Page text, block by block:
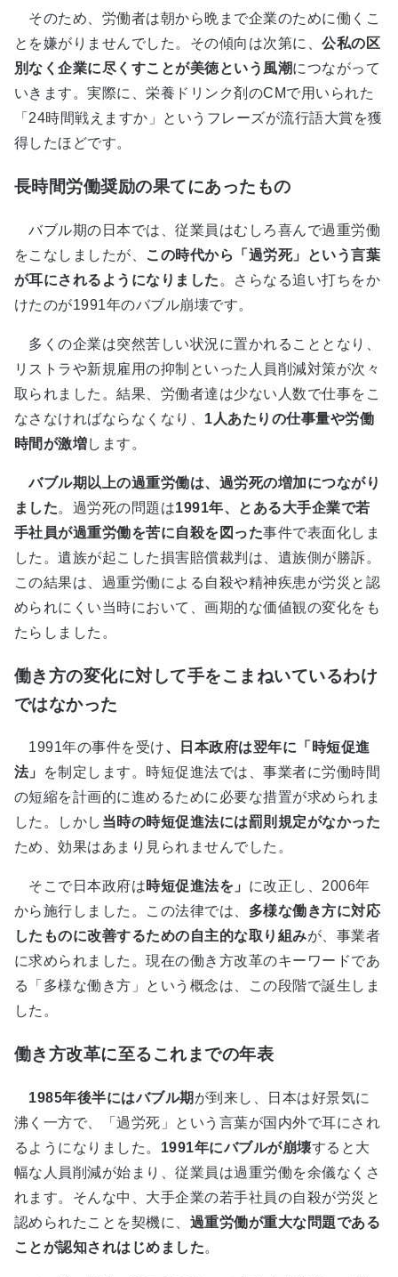
そのため、労働者は朝から晩まで企業のために働くこ
とを嫌がりませんでした。その傾向は次第に、公私の区
別なく企業に尽くすことが美徳という風潮につながって
いきます。実際に、栄養ドリンク剤のCMで用いられた
「24時間戦えますか」というフレーズが流行語大賞を獲
得したほどです。
長時間労働奨励の果てにあったもの
バブル期の日本では、従業員はむしろ喜んで過重労働
をこなしましたが、 この時代から「過労死」という言葉
が耳にされるようになりました 。さらなる追い打ちをか
けたのが1991年のバブル崩壊です。
多くの企業は突然苦しい状況に置かれることとなり、
リストラや新規雇用の抑制といった人員削減対策が次々
取られました。結果、労働者達は少ない人数で仕事をこ
なさなければならなくなり、 1人あたりの仕事量や労働
時間が激増します。
バブル期以上の過重労働は、過労死の増加につながり
ました。過労死の問題は1991年、とある大手企業で若
手社員が過重労働を苦に自殺を図った事件で表面化しま
した。遺族が起こした損害賠償裁判は、遺族側が勝訴。
この結果は、過重労働による自殺や精神疾患が労災と認
められにくい当時において、画期的な価値観の変化をも
たらしました。
働き方の変化に対して手をこまねいているわけ
ではなかった
1991年の事件を受け、日本政府は翌年に「時短促進
法」
を制定します。時短促進法では、事業者に労働時間
の短縮を計画的に進めるために必要な措置が求められま
した。しかし 当時の時短促進法には罰則規定がなかった
ため、効果はあまり見られませんでした。
そこで日本政府は時短促進法を 」 に改正し、2006年
から施行しました。この法律では、 多様な働き方に対応
したものに改善するための自主的な取り組みが、事業者
に求められました。現在の働き方改革のキーワードであ
る「多様な働き方」という概念は、この段階で誕生しま
した。
働き方改革に至るこれまでの年表
1985年後半にはバブル期 が到来し、日本は好景気に
沸く一方で、「過労死」という言葉が国内外で耳にされ
るようになりました。 1991年にバブルが崩壊すると大
幅な人員削減が始まり、従業員は過重労働を余儀なくさ
れます。そんな中、大手企業の若手社員の自殺が労災と
認められたことを契機に、 過重労働が重大な問題である
ことが認知されはじめました。